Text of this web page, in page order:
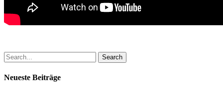
Search
Neueste Beiträge